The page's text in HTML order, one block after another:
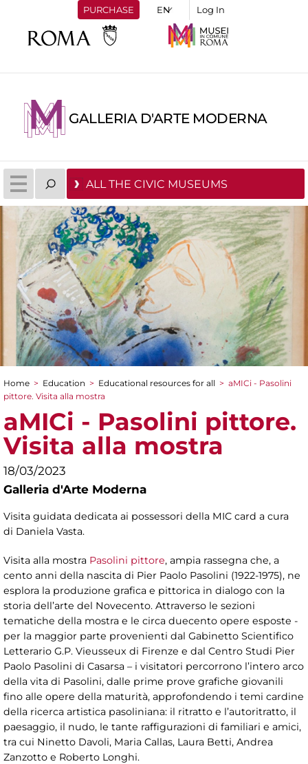
PURCHASE Log In
GALLERIA D'ARTE MODERNA
ALL THE CIVIC MUSEUMS
You are here
Home > Education > Educational resources for all > aMICi - Pasolini
pittore. Visita alla mostra
aMICi - Pasolini pittore.
Visita alla mostra
18/03/2023
Galleria d'Arte Moderna
Visita guidata dedicata ai possessori della MIC card a cura
di Daniela Vasta.
Visita alla mostra Pasolini pittore, ampia rassegna che, a
cento anni della nascita di Pier Paolo Pasolini (1922-1975), ne
esplora la produzione grafica e pittorica in dialogo con la
storia dell’arte del Novecento. Attraverso le sezioni
tematiche della mostra e le circa duecento opere esposte -
per la maggior parte provenienti dal Gabinetto Scientifico
Letterario G.P. Vieusseux di Firenze e dal Centro Studi Pier
Paolo Pasolini di Casarsa – i visitatori percorrono l’intero arco
della vita di Pasolini, dalle prime prove grafiche giovanili
fino alle opere della maturità, approfondendo i temi cardine
della ricerca artistica pasoliniana: il ritratto e l’autoritratto, il
paesaggio, il nudo, le tante raffigurazioni di familiari e amici,
tra cui Ninetto Davoli, Maria Callas, Laura Betti, Andrea
Zanzotto e Roberto Longhi.